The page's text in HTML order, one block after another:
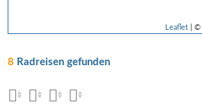
Leaflet| ©
8 Radreisen gefunden